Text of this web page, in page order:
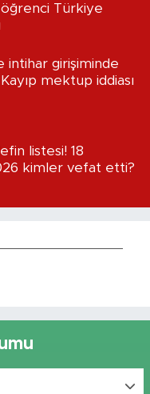
öğrenci Türkiye
intihar girişiminde
mektup iddiası
listesi! 18
kimler vefat etti?